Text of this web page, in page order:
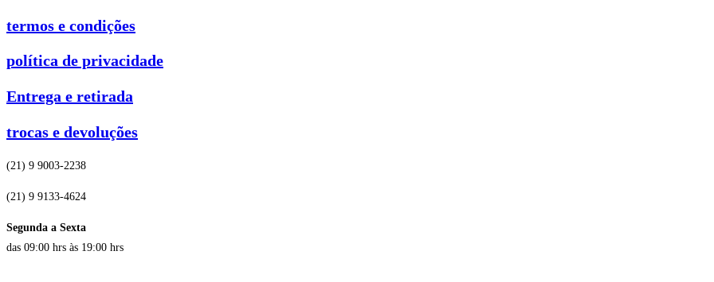
termos e condições
política de privacidade
Entrega e retirada
trocas e devoluções
(21) 9 9003-2238
(21) 9 9133-4624
Segunda a Sexta
das 09:00 hrs às 19:00 hrs